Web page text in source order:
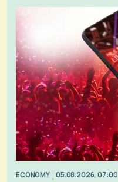
ECONOMY 05.08.2026, 07:00